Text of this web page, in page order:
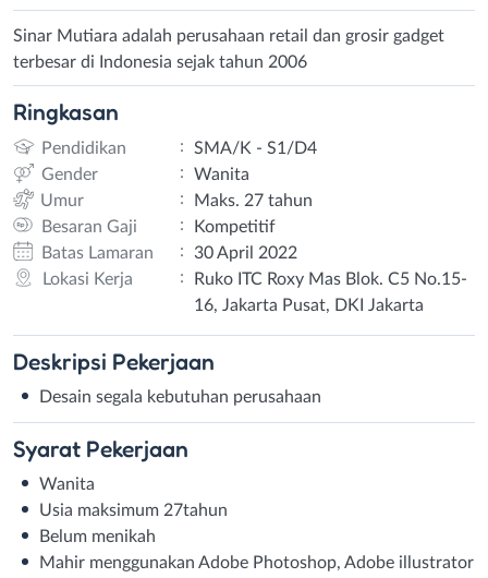
Sinar Mutiara adalah perusahaan retail dan grosir gadget
terbesar di Indonesia sejak tahun 2006
Ringkasan
Pendidikan :
SMA/K - S1/D4
Gender
:
Wanita
Umur
:
Maks. 27 tahun
Besaran Gaji
:
Kompetitif
Batas Lamaran
:
30 April 2022
Lokasi Kerja
:
Ruko ITC Roxy Mas Blok. C5 No.15-
16, Jakarta Pusat, DKI Jakarta
Deskripsi Pekerjaan
Desain segala kebutuhan perusahaan
Syarat Pekerjaan
Wanita
Usia maksimum 27tahun
Belum menikah
Mahir menggunakan Adobe Photoshop, Adobe illustrator